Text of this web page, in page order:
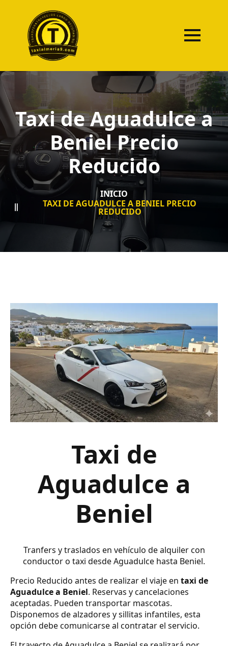
Taxi de Aguadulce a
Beniel Precio
Reducido
INICIO
TAXI DE AGUADULCE A BENIEL PRECIO
REDUCIDO
Taxi de
Aguadulce a
Beniel
Tranfers y traslados en vehículo de alquiler con
conductor o taxi desde Aguadulce hasta Beniel.
Precio Reducido antes de realizar el viaje en taxi de
Aguadulce a Beniel. Reservas y cancelaciones
aceptadas. Pueden transportar mascotas.
Disponemos de alzadores y sillitas infantiles, esta
opción debe comunicarse al contratar el servicio.